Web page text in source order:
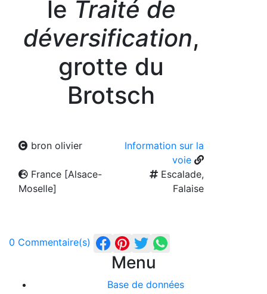
le Traité de
déversification,
grotte du
Brotsch
bron olivier
Information sur la
voie
France [Alsace-
Moselle]
Escalade,
Falaise
0 Commentaire(s)
Menu
Base de données